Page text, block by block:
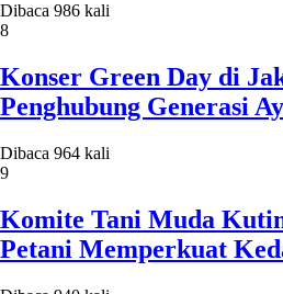
Dibaca 986 kali
8
Konser Green Day di
Penghubung Generasi
Dibaca 964 kali
9
Komite Tani Muda
Petani Memperkuat